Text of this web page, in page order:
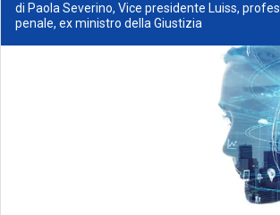
di Paola Severino, Vice presidente Luiss,
penale, ex ministro della Giustizia